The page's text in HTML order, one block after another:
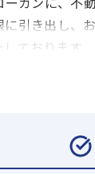
引き出し、
ております。
オフィス
式上場の準備